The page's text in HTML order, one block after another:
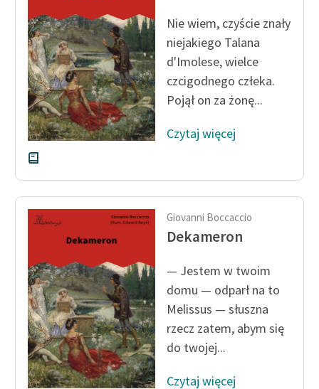
O projekcie
Zespół
Zasady wykorzystania
Wolnych Lektur
Logotypy
Materiały promocyjne
Polityka prywatności
Regulamin biblioteki
Dane fundacji i
sprawozdania finansowe
Regulamin darowizn
Informacja o treściach
wrażliwych
Deklaracja dostępności
Nie wiem, czyście znały
niejakiego Talana
d'Imolese, wielce
czcigodnego człeka.
Pojął on za żonę...
Czytaj więcej
Giovanni Boccaccio
Dekameron
— Jestem w twoim
domu — odparł na to
Melissus — słuszna
rzecz zatem, abym się
do twojej...
Czytaj więcej